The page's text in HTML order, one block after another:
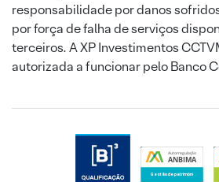
responsabilidade por danos
por força de falha de serviços
terceiros. A XP Investimentos
autorizada a funcionar pelo Banco